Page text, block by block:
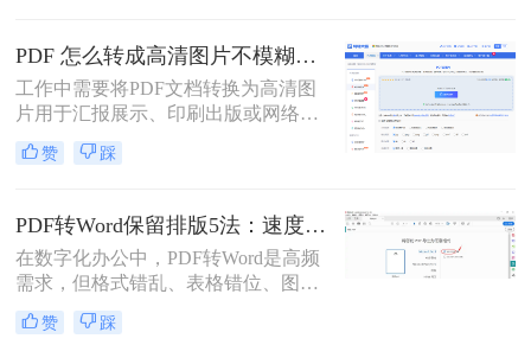
的“灵魂拷问”。
PDF 怎么转成高清图片不模糊？5种高清转换方法（2026实测指南）
工作中需要将PDF文档转换为高清图
片用于汇报展示、印刷出版或网络分
享，但转换后图片模糊不清、细节丢
失、放大后出现马赛克……这些"清
能导致重要信息无法识别。那么PDF
怎么转成高清图片不模糊呢？别再忍
受模糊图片！本文直击痛点，提供可
立即执行的高清转换方案，助您10分
钟内获得印刷级清晰度！
赞 踩
PDF转Word保留排版5法：速度优先还是排版优先？选择指南！
在数字化办公中，PDF转Word是高频
需求，但格式错乱、表格错位、图片
错位等问题频发。许多用户盲目使用
在线工具，导致文档返工重做。那么
赞 踩